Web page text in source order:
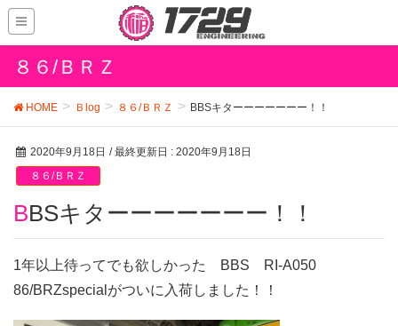
８６/ＢＲＺ
HOME Ｂlog ８６/ＢＲＺ BBSキターーーーーーー！！
2020年9月18日 / 最終更新日 : 2020年9月18日
８６/ＢＲＺ
BBSキターーーーーーー！！
1年以上待ってでも欲しかった BBS RI-A050
86/BRZspecialがついに入荷しました！！